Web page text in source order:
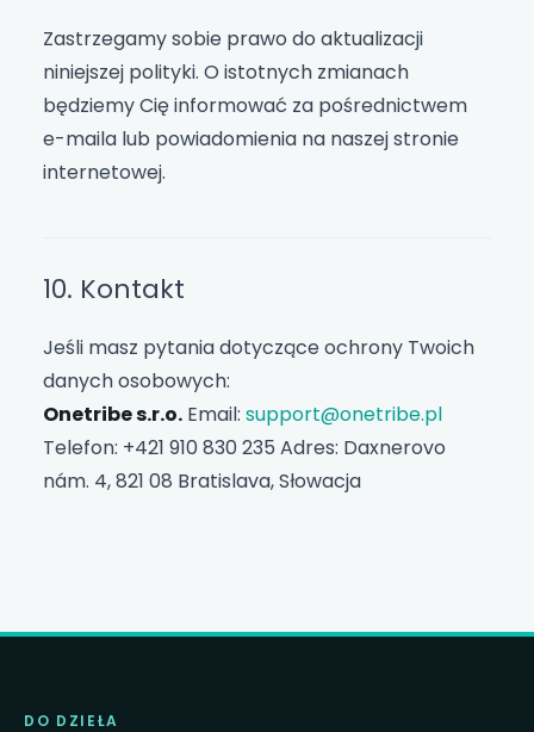
Zastrzegamy sobie prawo do aktualizacji
niniejszej polityki. O istotnych zmianach
będziemy Cię informować za pośrednictwem
e-maila lub powiadomienia na naszej stronie
internetowej.
10. Kontakt
Jeśli masz pytania dotyczące ochrony Twoich
danych osobowych:
Onetribe s.r.o. Email: support@onetribe.pl
Telefon: +421 910 830 235 Adres: Daxnerovo
nám. 4, 821 08 Bratislava, Słowacja
DO DZIEŁA